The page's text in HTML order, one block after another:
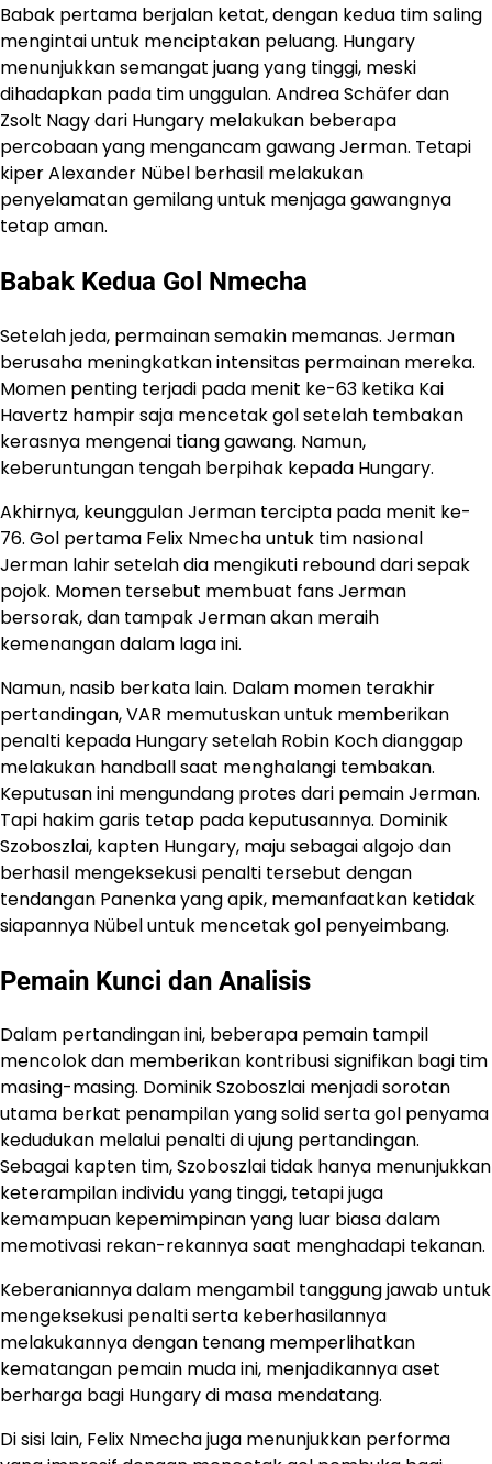
Babak pertama berjalan ketat, dengan kedua tim saling
mengintai untuk menciptakan peluang. Hungary
menunjukkan semangat juang yang tinggi, meski
dihadapkan pada tim unggulan. Andrea Schäfer dan
Zsolt Nagy dari Hungary melakukan beberapa
percobaan yang mengancam gawang Jerman. Tetapi
kiper Alexander Nübel berhasil melakukan
penyelamatan gemilang untuk menjaga gawangnya
tetap aman.
Babak Kedua Gol Nmecha
Setelah jeda, permainan semakin memanas. Jerman
berusaha meningkatkan intensitas permainan mereka.
Momen penting terjadi pada menit ke-63 ketika Kai
Havertz hampir saja mencetak gol setelah tembakan
kerasnya mengenai tiang gawang. Namun,
keberuntungan tengah berpihak kepada Hungary.
Akhirnya, keunggulan Jerman tercipta pada menit ke-
76. Gol pertama Felix Nmecha untuk tim nasional
Jerman lahir setelah dia mengikuti rebound dari sepak
pojok. Momen tersebut membuat fans Jerman
bersorak, dan tampak Jerman akan meraih
kemenangan dalam laga ini.
Namun, nasib berkata lain. Dalam momen terakhir
pertandingan, VAR memutuskan untuk memberikan
penalti kepada Hungary setelah Robin Koch dianggap
melakukan handball saat menghalangi tembakan.
Keputusan ini mengundang protes dari pemain Jerman.
Tapi hakim garis tetap pada keputusannya. Dominik
Szoboszlai, kapten Hungary, maju sebagai algojo dan
berhasil mengeksekusi penalti tersebut dengan
tendangan Panenka yang apik, memanfaatkan ketidak
siapannya Nübel untuk mencetak gol penyeimbang.
Pemain Kunci dan Analisis
Dalam pertandingan ini, beberapa pemain tampil
mencolok dan memberikan kontribusi signifikan bagi tim
masing-masing. ​Dominik Szoboszlai menjadi sorotan
utama berkat penampilan yang solid serta gol penyama
kedudukan melalui penalti di ujung pertandingan.​
Sebagai kapten tim, Szoboszlai tidak hanya menunjukkan
keterampilan individu yang tinggi, tetapi juga
kemampuan kepemimpinan yang luar biasa dalam
memotivasi rekan-rekannya saat menghadapi tekanan.
Keberaniannya dalam mengambil tanggung jawab untuk
mengeksekusi penalti serta keberhasilannya
melakukannya dengan tenang memperlihatkan
kematangan pemain muda ini, menjadikannya aset
berharga bagi Hungary di masa mendatang.
Di sisi lain, Felix Nmecha juga menunjukkan performa